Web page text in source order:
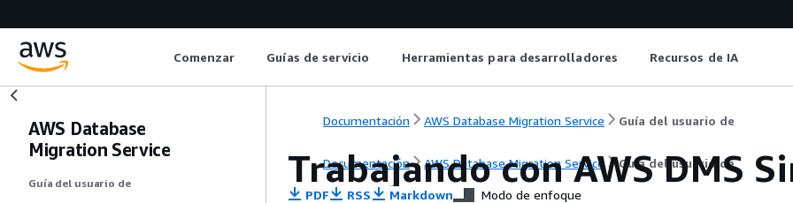
Comenzar Guías de servicio Herramientas para desarrolladores Recursos de IA
AWS Database
Migration Service
Guía del usuario de
Documentación AWS Database Migration Service Guía del usuario de
Documentación AWS Database Migration Service Guía del usuario de
Trabajando con AWS DMS
PDF RSS Markdown Modo de enfoque